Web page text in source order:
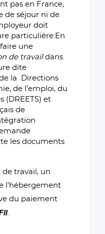
pas en France,
de séjour ni de
doit
particulière.En
une
de travaildans
dite
la Directions
de l’emploi, du
(DREETS) et
de
les documents
travail, un
l’hébergement
du paiement
.